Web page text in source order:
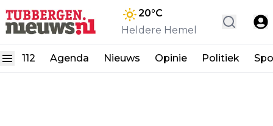
20°C
Heldere Hemel
112 Agenda Nieuws Opinie Politiek